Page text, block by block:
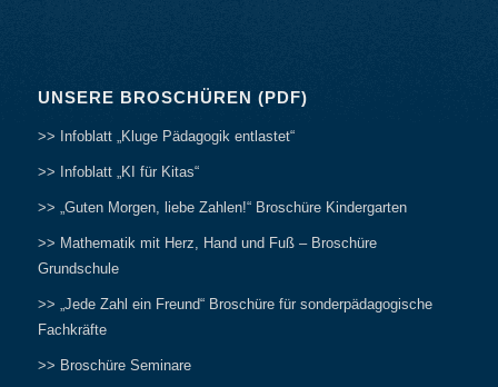
UNSERE BROSCHÜREN (PDF)
>> Infoblatt „Kluge Pädagogik entlastet“
>> Infoblatt „KI für Kitas“
>> „Guten Morgen, liebe Zahlen!“ Broschüre Kindergarten
>> Mathematik mit Herz, Hand und Fuß – Broschüre
Grundschule
>> „Jede Zahl ein Freund“ Broschüre für sonderpädagogische
Fachkräfte
>> Broschüre Seminare